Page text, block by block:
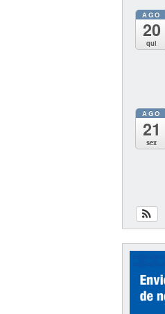
AGO
20
qui
AGO
21
sex